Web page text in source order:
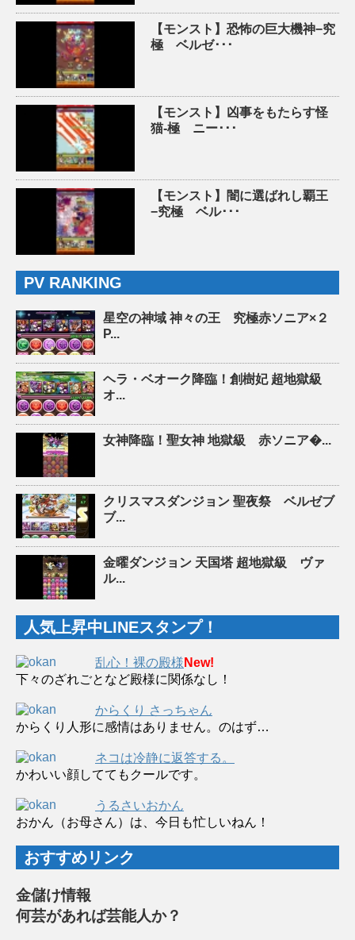
【モンスト】恐怖の巨大機神−究
極 ベルゼ･･･
【モンスト】凶事をもたらす怪
猫-極 ニー･･･
【モンスト】闇に選ばれし覇王
−究極 ベル･･･
PV RANKING
星空の神域 神々の王 究極赤ソニア×２
P...
ヘラ・ベオーク降臨！創樹妃 超地獄級
オ...
女神降臨！聖女神 地獄級 赤ソニア�...
クリスマスダンジョン 聖夜祭 ベルゼブ
ブ...
金曜ダンジョン 天国塔 超地獄級 ヴァ
ル...
人気上昇中LINEスタンプ！
乱心！裸の殿様 New!
下々のざれごとなど殿様に関係なし！
からくり さっちゃん
からくり人形に感情はありません。のはず…
ネコは冷静に返答する。
かわいい顔しててもクールです。
うるさいおかん
おかん（お母さん）は、今日も忙しいねん！
おすすめリンク
金儲け情報
何芸があれば芸能人か？